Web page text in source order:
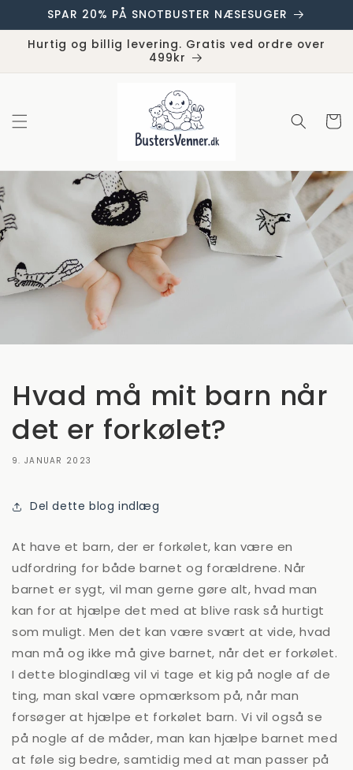
Gå tilSPAR 20% PÅ SNOTBUSTER NÆSESUGER
Hurtig og billig levering. Gratis ved ordre over
499kr
Hvad må mit barn når
det er forkølet?
9. JANUAR 2023
Del dette blog indlæg
At have et barn, der er forkølet, kan være en
udfordring for både barnet og forældrene. Når
barnet er sygt, vil man gerne gøre alt, hvad man
kan for at hjælpe det med at blive rask så hurtigt
som muligt. Men det kan være svært at vide, hvad
man må og ikke må give barnet, når det er forkølet.
I dette blogindlæg vil vi tage et kig på nogle af de
ting, man skal være opmærksom på, når man
forsøger at hjælpe et forkølet barn. Vi vil også se
på nogle af de måder, man kan hjælpe barnet med
at føle sig bedre, samtidig med at man passer på